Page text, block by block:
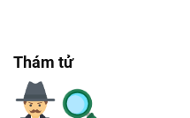
Thám tử